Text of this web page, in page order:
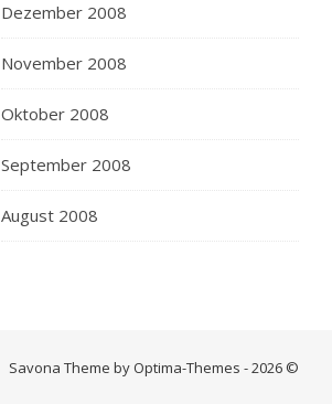
Dezember 2008
November 2008
Oktober 2008
September 2008
August 2008
Savona Theme by Optima-Themes - 2026 ©